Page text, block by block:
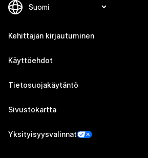
Kehittäjän kirjautuminen
Käyttöehdot
Tietosuojakäytäntö
Sivustokartta
Yksityisyysvalinnat